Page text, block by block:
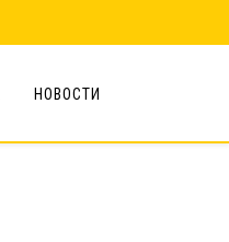
НОВОСТИ